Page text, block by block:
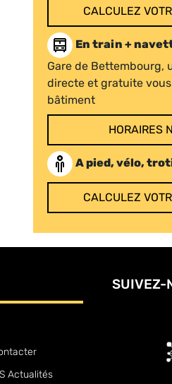
CALCULEZ
En train +
Gare de Bettembourg,
directe et gratuite
bâtiment
HORAIRES
A pied, vélo,
CALCULEZ
Actualités
SUIVEZ-